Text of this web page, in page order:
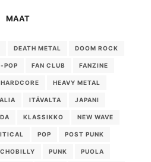
MAAT
DEATH METAL DOOM ROCK
POP FAN CLUB FANZINE
HARDCORE HEAVY METAL
ITÄVALTA JAPANI
KLASSIKKO NEW WAVE
POP POST PUNK
PUNK PUOLA